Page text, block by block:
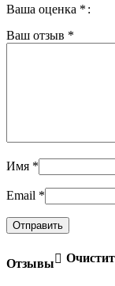
Отзывы
Ваша оценка *
Ваш отзыв *
Имя *
Email *